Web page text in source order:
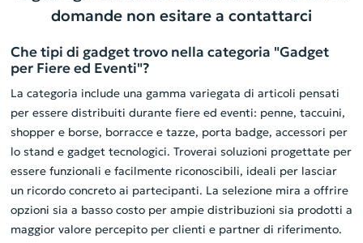
domande non esitare a contattarci
Che tipi di gadget trovo nella categoria "Gadget
per Fiere ed Eventi"?
La categoria include una gamma variegata di articoli pensati
per essere distribuiti durante fiere ed eventi: penne, taccuini,
shopper e borse, borracce e tazze, porta badge, accessori per
lo stand e gadget tecnologici. Troverai soluzioni progettate per
essere funzionali e facilmente riconoscibili, ideali per lasciar
un ricordo concreto ai partecipanti. La selezione mira a offrire
opzioni sia a basso costo per ampie distribuzioni sia prodotti a
maggior valore percepito per clienti e partner di riferimento.